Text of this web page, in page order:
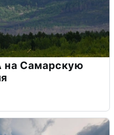
на Самарскую